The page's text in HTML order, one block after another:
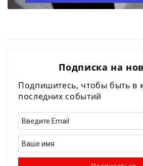
Подписка на
Подпишитесь, чтобы быть в
последних событий